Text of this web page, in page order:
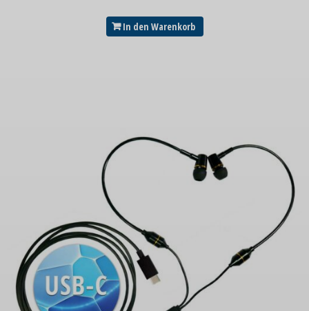
In den Warenkorb